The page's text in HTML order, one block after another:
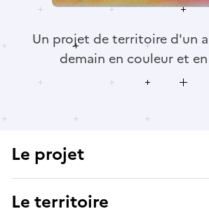
Un projet de territoire d'un
demain en couleur et
Le projet
Le territoire